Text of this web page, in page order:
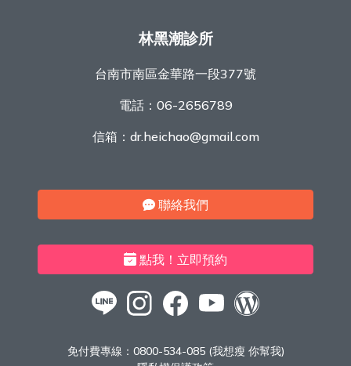
林黑潮診所
台南市南區金華路一段377號
電話： 06-2656789
信箱： dr.heichao@gmail.com
聯絡我們
點我！立即預約
免付費專線： 0800-534-085 (我想瘦 你幫我)